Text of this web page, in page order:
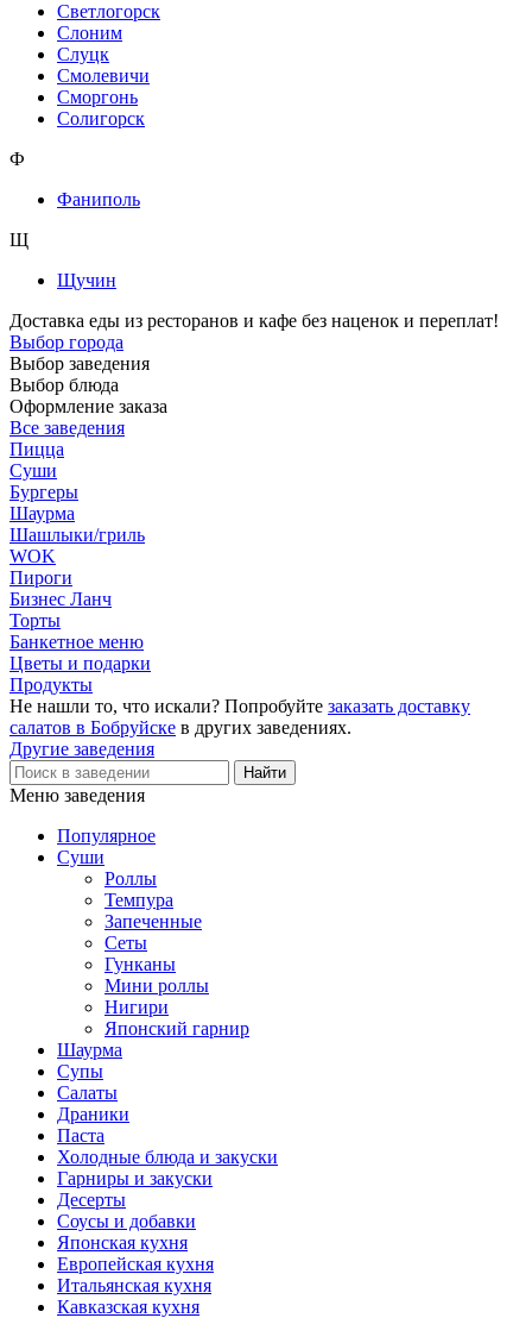
Светлогорск
Слоним
Слуцк
Смолевичи
Сморгонь
Солигорск
Ф
Фаниполь
Щ
Щучин
Доставка еды из ресторанов и кафе без наценок и переплат!
Выбор города
Выбор заведения
Выбор блюда
Оформление заказа
Все заведения
Пицца
Суши
Бургеры
Шаурма
Шашлыки/гриль
WOK
Пироги
Бизнес Ланч
Торты
Банкетное меню
Цветы и подарки
Продукты
Не нашли то, что искали? Попробуйте заказать доставку
салатов в Бобруйске в других заведениях.
Другие заведения
Меню заведения
Популярное
Суши
Роллы
Темпура
Запеченные
Сеты
Гунканы
Мини роллы
Нигири
Японский гарнир
Шаурма
Супы
Салаты
Драники
Паста
Холодные блюда и закуски
Гарниры и закуски
Десерты
Соусы и добавки
Японская кухня
Европейская кухня
Итальянская кухня
Кавказская кухня